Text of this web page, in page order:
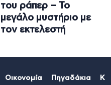
του ράπερ – Το
μεγάλο μυστήριο με
τον εκτελεστή
Οικονομία Πηγαδάκια